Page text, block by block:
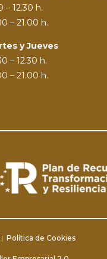
– 12.30 h.
– 21.00 h.
y Jueves
– 12.30 h.
– 21.00 h.
| Política de Cookies